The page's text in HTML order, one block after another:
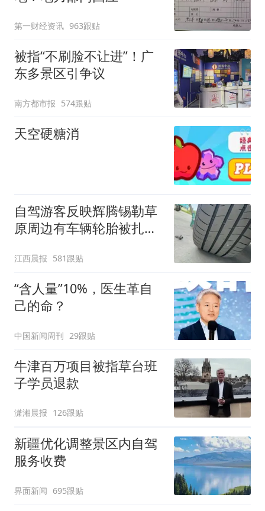
第一财经资讯 963跟贴
被指“不刷脸不让进”！广
东多景区引争议
南方都市报 574跟贴
天空硬糖消
自驾游客反映辉腾锡勒草
原周边有车辆轮胎被扎，
元，官方发布情况通报
江西晨报 581跟贴
“含人量”10%，医生革自
己的命？
中国新闻周刊 29跟贴
牛津百万项目被指草台班
子学员退款
潇湘晨报 126跟贴
新疆优化调整景区内自驾
服务收费
界面新闻 695跟贴